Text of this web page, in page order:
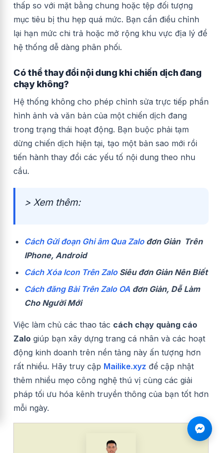
thấp so với mặt bằng chung hoặc tệp đối tượng
mục tiêu bị thu hẹp quá mức. Bạn cần điều chỉnh
lại hạn mức chi trả hoặc mở rộng khu vực địa lý để
hệ thống dễ dàng phân phối.
Có thể thay đổi nội dung khi chiến dịch đang
chạy không?
Hệ thống không cho phép chỉnh sửa trực tiếp phần
hình ảnh và văn bản của một chiến dịch đang
trong trạng thái hoạt động. Bạn buộc phải tạm
dừng chiến dịch hiện tại, tạo một bản sao mới rồi
tiến hành thay đổi các yếu tố nội dung theo nhu
cầu.
> Xem thêm:
Cách Gửi đoạn Ghi âm Qua Zalođơn Giản Trên
IPhone, Android
Cách Xóa Icon Trên ZaloSiêu đơn Giản Nên Biết
Cách đăng Bài Trên Zalo OA đơn Giản, Dễ Làm
Cho Người Mới
Việc làm chủ các thao tác cách chạy quảng cáo
Zalo giúp bạn xây dựng trang cá nhân và các hoạt
động kinh doanh trên nền tảng này ấn tượng hơn
rất nhiều. Hãy truy cập Mailike.xyz để cập nhật
thêm nhiều mẹo công nghệ thú vị cùng các giải
pháp tối ưu hóa kênh truyền thông của bạn tốt hơn
mỗi ngày.